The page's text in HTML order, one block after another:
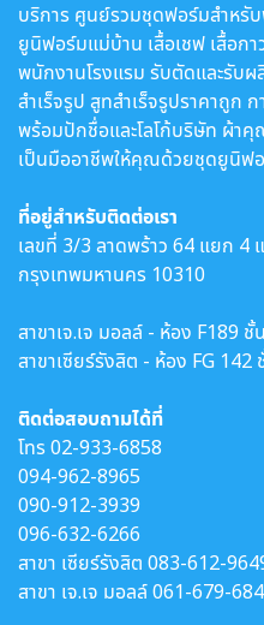
บริการ ศูนย์รวมชุดฟอร์มสำหรั
ยูนิฟอร์มแม่บ้าน เสื้อเชฟ เสื้อก
พนักงานโรงแรม รับตัดและรับ
สำเร็จรูป สูทสำเร็จรูปราคาถูก
พร้อมปักชื่อและโลโก้บริษัท ผ้า
เป็นมืออาชีพให้คุณด้วยชุดยูนิฟอ
ที่อยู่สำหรับติดต่อเรา
เลขที่ 3/3 ลาดพร้าว 64 แยก 4
กรุงเทพมหานคร 10310
สาขาเจ.เจ มอลล์ - ห้อง F189
สาขาเซียร์รังสิต - ห้อง FG 142
ติดต่อสอบถามได้ที่
โทร02-933-6858
094-962-8965
090-912-3939
096-632-6266
สาขา เซียร์รังสิต 083-612-
สาขา เจ.เจ มอลล์061-679-